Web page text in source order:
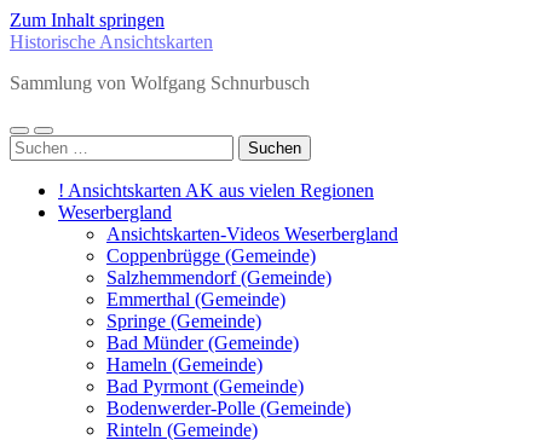
Zum Inhalt springen
Historische Ansichtskarten
Sammlung von Wolfgang Schnurbusch
Mobile-
Menü
Suchfeld
ein-/ausblenden
Suchen
nach:
! Ansichtskarten AK aus vielen Regionen
Weserbergland
Ansichtskarten-Videos Weserbergland
Coppenbrügge (Gemeinde)
Salzhemmendorf (Gemeinde)
Emmerthal (Gemeinde)
Springe (Gemeinde)
Bad Münder (Gemeinde)
Hameln (Gemeinde)
Bad Pyrmont (Gemeinde)
Bodenwerder-Polle (Gemeinde)
Rinteln (Gemeinde)